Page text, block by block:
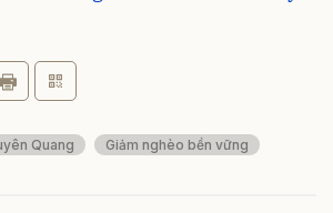
Quang Giảm nghèo bền vững